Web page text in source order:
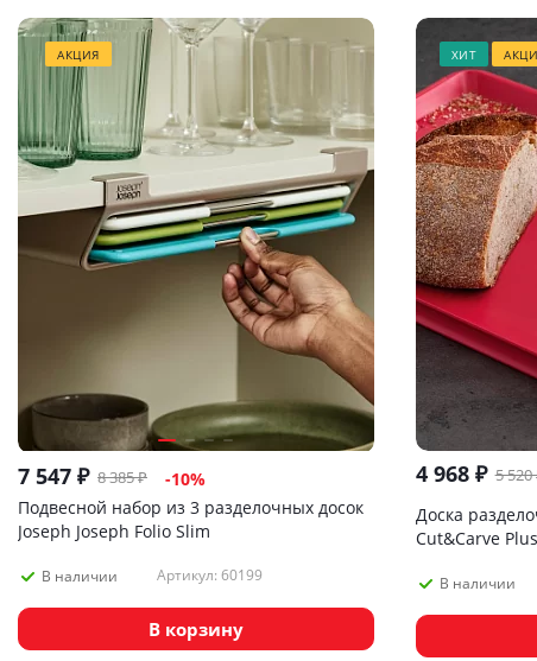
АКЦИЯ
7 547 ₽ 8 385₽ -10%
Подвесной набор из 3 разделочных досок
Joseph Joseph Folio Slim
В наличии Артикул: 60199
В корзину
ХИТ
4 968₽ 5 520
Доска
Cut&Carve Plus
В наличии